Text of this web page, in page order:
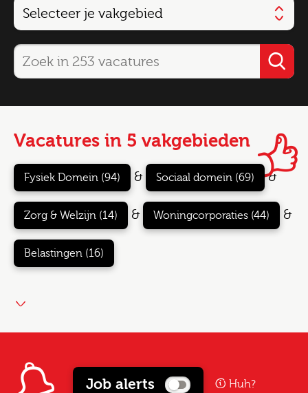
Vacatures in 5 vakgebieden
Fysiek Domein (94) & Sociaal domein (69) &
Zorg & Welzijn (14) & Woningcorporaties (44) &
Belastingen (16)
Job alerts Huh?